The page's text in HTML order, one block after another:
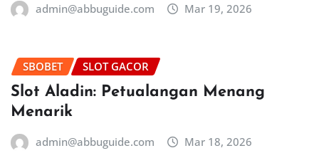
admin@abbuguide.com Mar 19, 2026
SBOBET SLOT GACOR
Slot Aladin: Petualangan Menang
Menarik
admin@abbuguide.com Mar 18, 2026